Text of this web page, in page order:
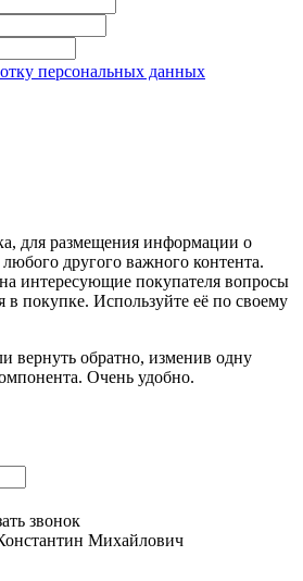
персональных данных
для размещения информации о
другого важного контента.
интересующие покупателя вопросы
в покупке. Используйте её по своему
вернуть обратно, изменив одну
Очень удобно.
звонок
Михайлович